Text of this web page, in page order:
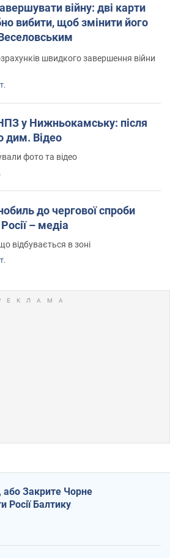
війну: дві карти
вибити, щоб змінити його
швидкого завершення війни
у Нижньокамську: після
дим. Відео
фото та відео
до чергової спроби
– медіа
відбувається в зоні
або Закрите Чорне
Росії Балтику